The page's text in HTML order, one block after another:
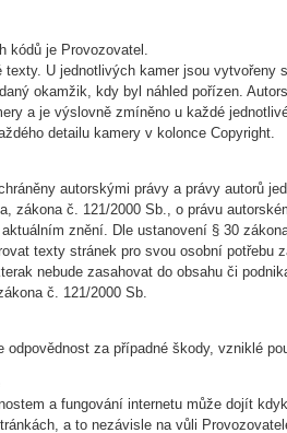
kódů je Provozovatel.
texty. U jednotlivých kamer jsou
okamžik, kdy byl náhled pořízen.
a je výslovně zmíněno u každé
detailu kamery v kolonce Copyright.
autorskými právy a právy autorů
zákona č. 121/2000 Sb., o právu
znění. Dle ustanovení § 30
texty stránek pro svou osobní potřebu
nebude zasahovat do obsahu či
č. 121/2000 Sb.
odpovědnost za případné škody, vzniklé
a fungování internetu může dojít
a to nezávisle na vůli